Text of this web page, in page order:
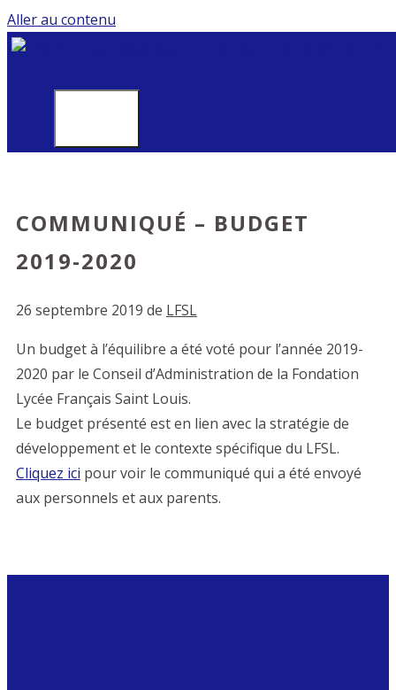
Aller au contenu
COMMUNIQUÉ – BUDGET
2019-2020
26 septembre 2019 de LFSL
Un budget à l’équilibre a été voté pour l’année 2019-
2020 par le Conseil d’Administration de la Fondation
Lycée Français Saint Louis.
Le budget présenté est en lien avec la stratégie de
développement et le contexte spécifique du LFSL.
Cliquez ici pour voir le communiqué qui a été envoyé
aux personnels et aux parents.